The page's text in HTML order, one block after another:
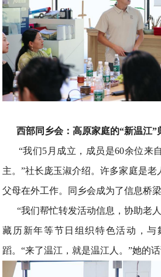
西部同乡会：高原家庭的“新温江”
“我们5月成立，成员是60余位来
主。”社长庞玉淑介绍。许多家庭是老
父母在外工作。同乡会成为了信息桥
“我们帮忙转发活动信息，协助老
藏历新年等节日组织特色活动，与
蹈。“来了温江，就是温江人。”她的话